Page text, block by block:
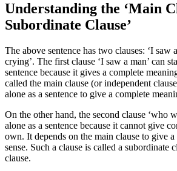
Understanding the ‘Main
Subordinate Clause’
The above sentence has two clauses: ‘I saw
crying’. The first clause ‘I saw a man’ can
sentence because it gives a complete
called the main clause (or independent
alone as a sentence to give a complete
On the other hand, the second clause ‘who
alone as a sentence because it cannot give
own. It depends on the main clause to give
sense. Such a clause is called a subordinate
clause.